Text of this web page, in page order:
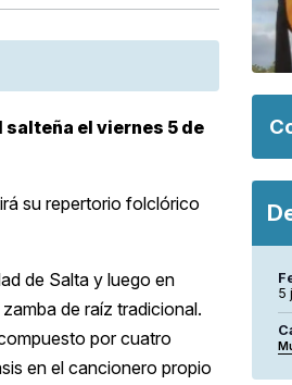
el viernes 5 de
su repertorio folclórico
de Salta y luego en
de raíz tradicional.
por cuatro
en el cancionero propio
5